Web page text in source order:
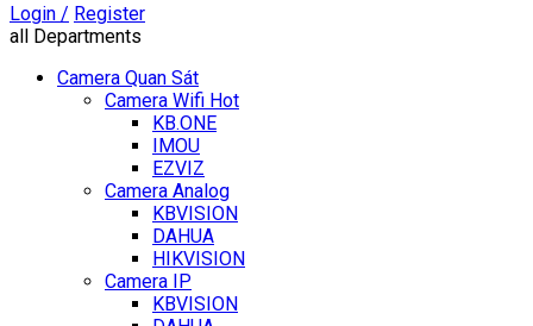
Login / Register
all Departments
Camera Quan Sát
Camera Wifi Hot
KB.ONE
IMOU
EZVIZ
Camera Analog
KBVISION
DAHUA
HIKVISION
Camera IP
KBVISION